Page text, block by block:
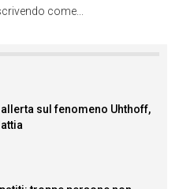
come...
sul fenomeno Uhthoff,